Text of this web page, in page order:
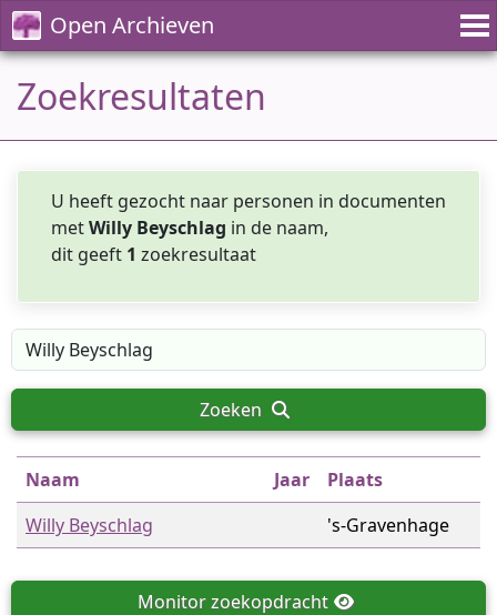
Open Archieven
Zoekresultaten
U heeft gezocht naar personen in documenten
metWilly Beyschlag in de naam,
dit geeft 1 zoekresultaat
Zoeken
Naam Jaar
Plaats
Willy Beyschlag
's-Gravenhage
Monitorzoekopdracht